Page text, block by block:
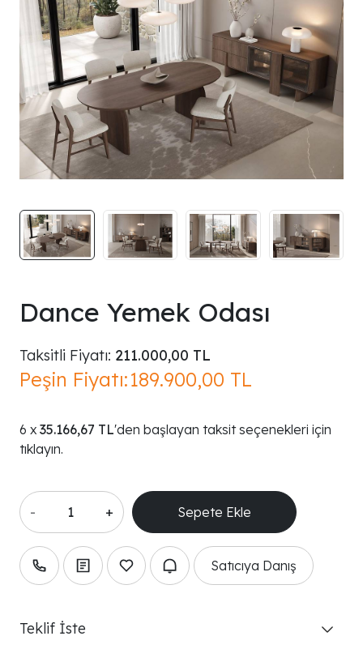
Dance Yemek Odası
Taksitli Fiyatı: 211.000,00 TL
Peşin Fiyatı:189.900,00 TL
35.166,67 TL'den başlayan taksit seçenekleri için
tıklayın.
- +
Satıcıya Danış
Teklif İste